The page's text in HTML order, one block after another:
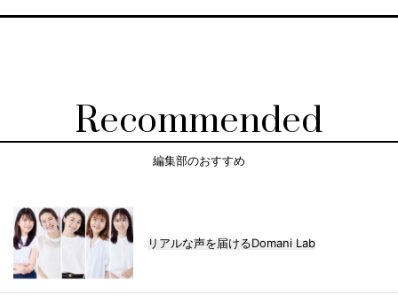
Recommended
編集部のおすすめ
リアルな声を届けるDomani Lab